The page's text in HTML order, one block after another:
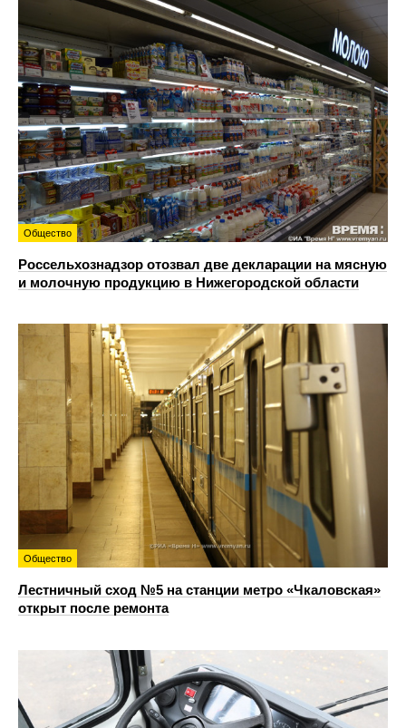
Общество
Россельхознадзор отозвал две декларации на мясную
и молочную продукцию в Нижегородской области
Общество
Лестничный сход №5 на станции метро «Чкаловская»
открыт после ремонта